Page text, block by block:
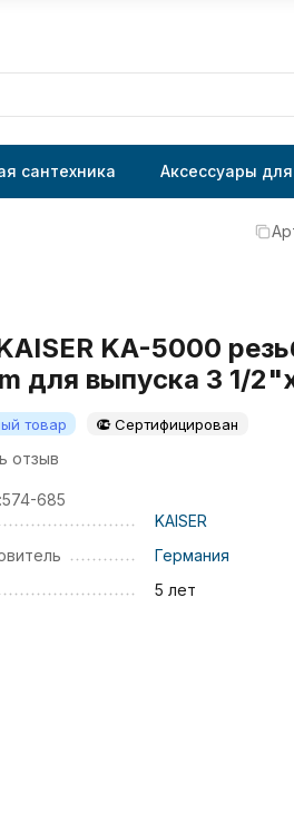
сантехника Аксессуары
KA-5000
для выпуска 3 1/
товар Сертифицирован
отзыв
574-685
KAISER
Германия
5 лет